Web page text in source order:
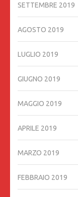
SETTEMBRE 2019
AGOSTO 2019
LUGLIO 2019
GIUGNO 2019
MAGGIO 2019
APRILE 2019
MARZO 2019
FEBBRAIO 2019